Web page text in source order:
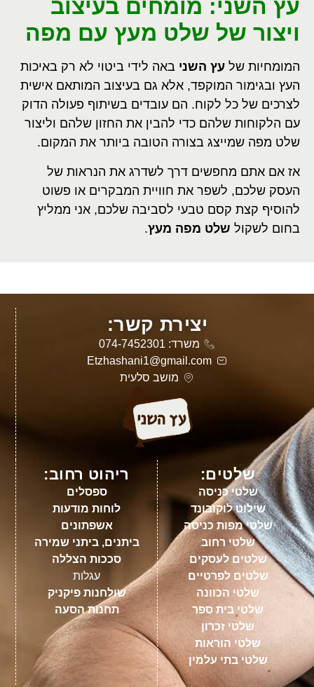
עץ השני: מומחים בעיצוב
ויצור של שלט מעץ עם מפה
המומחיות של עץ השני באה לידי ביטוי לא רק באיכות
העץ ובגימור המוקפד, אלא גם בעיצוב המותאם אישית
לצרכים של כל לקוח. הם עובדים בשיתוף פעולה הדוק
עם הלקוחות שלהם כדי להבין את החזון שלהם וליצור
שלט מפה שמייצג בצורה הטובה ביותר את המקום.
אז אם אתם מחפשים דרך לשדרג את הנראות של
העסק שלכם, לשפר את חוויית המבקרים או פשוט
להוסיף קצת קסם טבעי לסביבה שלכם, אני ממליץ
בחום לשקול שלט מפה מעץ.
יצירת קשר:
משרד: 074-7452301
Etzhashani1@gmail.com
מושב סלעית
שלטים:
שלטי כניסה
שילוט לוקובונד
שלטי מפות כניסה
שלטי רחוב
שלטים לעסקים
שלטים לפרטיים
שלטי הכוונה
שלטי בית ספר
שלטי זכרון
שלטי הוראות
שלטי בתי עלמין
ריהוט רחוב:
ספסלים
לוחות מודעות
אשפתונים
ביתנים, ביתני שמירה
סככות הצללה
עגלות
שולחנות פיקניק
תחנות הסעה